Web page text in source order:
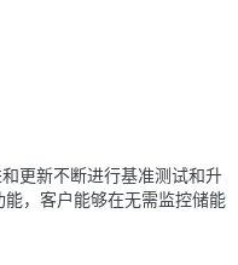
更新不断进行基准测试和升
，客户能够在无需监控储能